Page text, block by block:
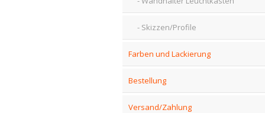
Skizzen/Profile
Farben und Lackierung
Bestellung
Versand/Zahlung